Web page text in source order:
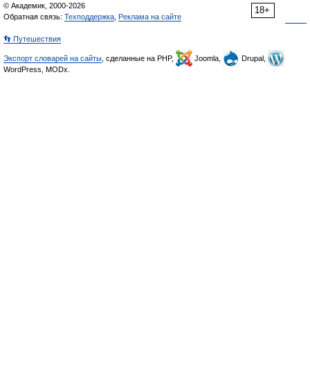
18+
© Академик, 2000-2026
Обратная связь: Техподдержка Реклама на сайте
👣 Путешествия
Экспорт словарей на сайты , сделанные на PHP, Joomla,
Drupal,
WordPress, MODx.